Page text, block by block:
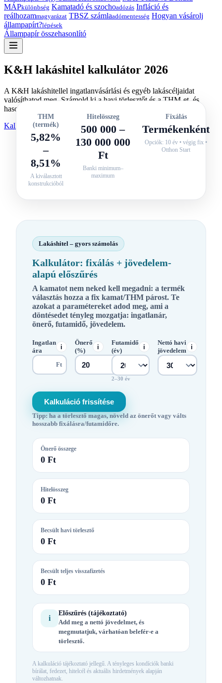
MÁPkülönbség Kamatadó és szochoadózás Infláció és
reálhozammagyarázat TBSZ számlaadómentesség Hogyan vásárolj
állampapírt?lépések
Állampapír összehasonlító
K&H lakáshitel kalkulátor 2026
A K&H lakáshitellel ingatlanvásárlási és egyéb lakáscéljaidat
valósíthatod meg. Számold ki a havi törlesztőt és a THM-et, és
hasonlítsd össze a K&H ajánlatát a többi bank lakáshitelével.
Kalkulálok Szöveges útmutató
THM
(termék)
5,82%
–
8,51%
A kiválasztott
konstrukcióból
Hitelösszeg
500 000 –
130 000 000
Ft
Banki minimum–
maximum
Fixálás
Termékenként
Opciók: 10 év • végig fix •
Otthon Start
Lakáshitel – gyors számolás
Kalkulátor: fixálás + jövedelem-
alapú előszűrés
A kamatot nem neked kell megadni: a termék
választás hozza a fix kamat/THM párost. Te
azokat a paramétereket adod meg, ami a
döntésedet tényleg mozgatja: ingatlanár,
önerő, futamidő, jövedelem.
Ingatlan
ára
i
Ft
Önerő
(%)
i
Futamidő
(év)
i
2–30 év
Nettó havi
jövedelem
i
Kalkuláció frissítése
Tipp: ha a törlesztő magas, növeld az önerőt vagy válts
hosszabb fixálásra/futamidőre.
Önerő összege
0 Ft
Hitelösszeg
0 Ft
Becsült havi törlesztő
0 Ft
Becsült teljes visszafizetés
0 Ft
i
Előszűrés (tájékoztató)
Add meg a nettó jövedelmet, és
megmutatjuk, várhatóan belefér-e a
törlesztő.
A kalkuláció tájékoztató jellegű. A tényleges kondíciók banki
bírálat, fedezet, hitelcél és aktuális hirdetmények alapján
változhatnak.